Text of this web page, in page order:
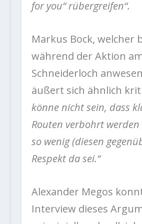
for you“ rübergreifen“.
Markus Bock, welcher
während der Aktion
Schneiderloch
äußert sich ähnlich
könne nicht sein, dass
Routen verbohrt
so wenig (diesen
Respekt da sei.“
Alexander Megos
Interview dieses